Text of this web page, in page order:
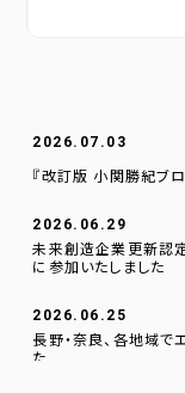
2026.07.03
『改訂版 小関勝紀ブ
2026.06.29
未来創造企業更新認
に参加いたしました
2026.06.25
長野・奈良、各地域で
た